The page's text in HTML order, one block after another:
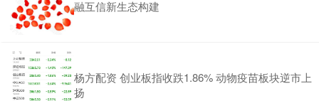
融互信新生态构建
杨方配资 创业板指收跌1.86% 动物疫苗板块逆市上
扬